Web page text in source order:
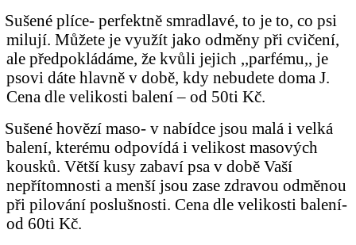
Sušené plíce- perfektně smradlavé, to je to, co psi
milují. Můžete je využít jako odměny při cvičení,
ale předpokládáme, že kvůli jejich ,,parfému,, je
psovi dáte hlavně v době, kdy nebudete doma J.
Cena dle velikosti balení – od 50ti Kč.
Sušené hovězí maso- v nabídce jsou malá i velká
balení, kterému odpovídá i velikost masových
kousků. Větší kusy zabaví psa v době Vaší
nepřítomnosti a menší jsou zase zdravou odměnou
při pilování poslušnosti. Cena dle velikosti balení-
od 60ti Kč.